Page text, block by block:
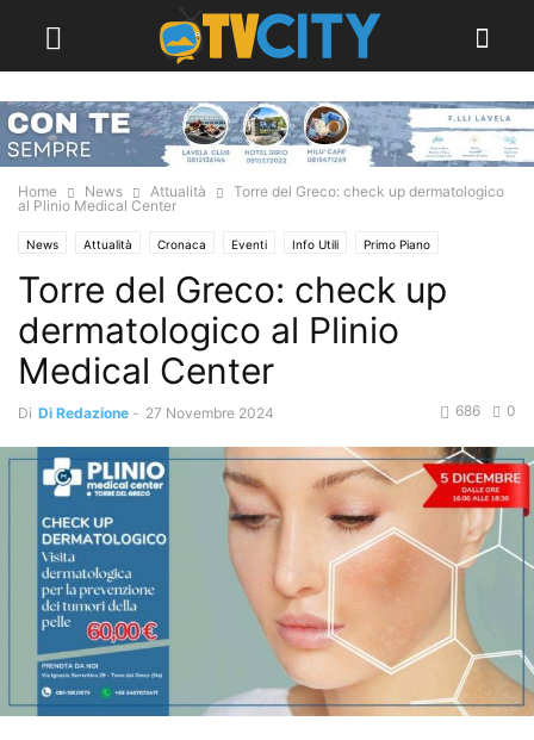
Home News Attualità
Torre del Greco: check up dermatologico
al Plinio Medical Center
News Attualità Cronaca Eventi Info Utili Primo Piano
Torre del Greco
Torre del Greco: check up
dermatologico al Plinio
Medical Center
Di Di Redazione - 27 Novembre 2024 0
686